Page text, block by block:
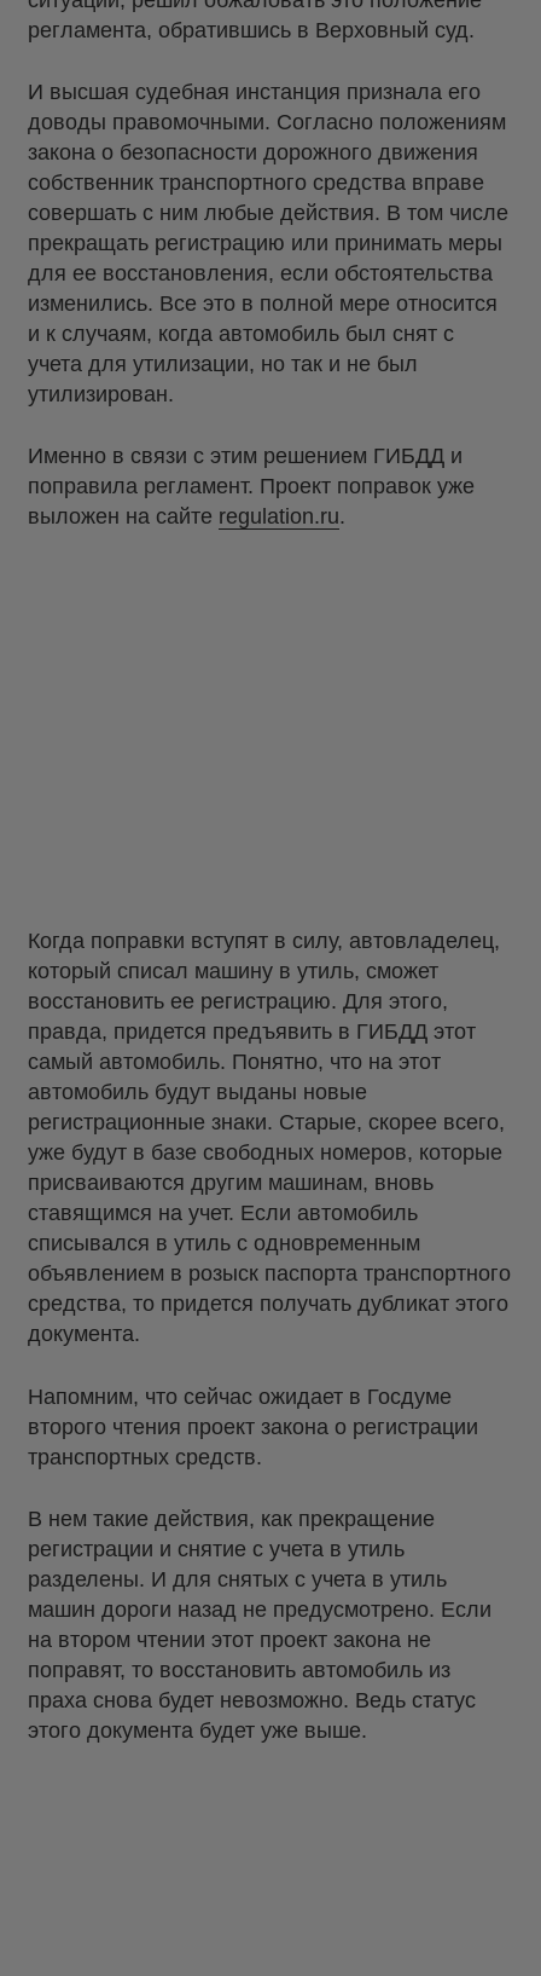
регламента, обратившись в Верховный суд.
И высшая судебная инстанция признала его
доводы правомочными. Согласно положениям
закона о безопасности дорожного движения
собственник транспортного средства вправе
совершать с ним любые действия. В том числе
прекращать регистрацию или принимать меры
для ее восстановления, если обстоятельства
изменились. Все это в полной мере относится
и к случаям, когда автомобиль был снят с
учета для утилизации, но так и не был
утилизирован.
Именно в связи с этим решением ГИБДД и
поправила регламент. Проект поправок уже
выложен на сайте regulation.ru.
Когда поправки вступят в силу, автовладелец,
который списал машину в утиль, сможет
восстановить ее регистрацию. Для этого,
правда, придется предъявить в ГИБДД этот
самый автомобиль. Понятно, что на этот
автомобиль будут выданы новые
регистрационные знаки. Старые, скорее всего,
уже будут в базе свободных номеров, которые
присваиваются другим машинам, вновь
ставящимся на учет. Если автомобиль
списывался в утиль с одновременным
объявлением в розыск паспорта транспортного
средства, то придется получать дубликат этого
документа.
Напомним, что сейчас ожидает в Госдуме
второго чтения проект закона о регистрации
транспортных средств.
В нем такие действия, как прекращение
регистрации и снятие с учета в утиль
разделены. И для снятых с учета в утиль
машин дороги назад не предусмотрено. Если
на втором чтении этот проект закона не
поправят, то восстановить автомобиль из
праха снова будет невозможно. Ведь статус
этого документа будет уже выше.